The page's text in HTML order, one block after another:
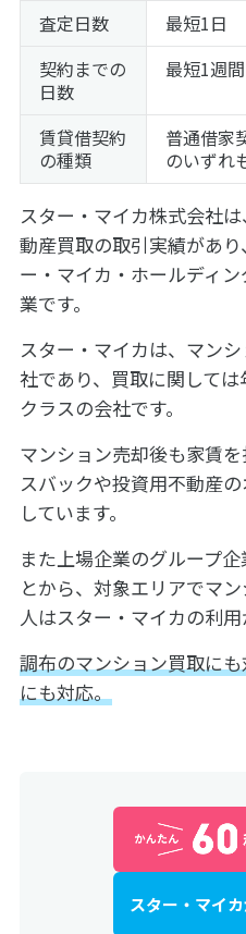
査定日数
最短1日
契約までの
日数
最短1週間
賃貸借契約
の種類
普通借家
のいずれ
スター・マイカ株式会社
動産買取の取引実績があ
ー・マイカ・ホールディ
業です。
スター・マイカは、マン
社であり、買取に関して
クラスの会社です。
マンション売却後も家賃
スバックや投資用不動産
しています。
また上場企業のグループ
とから、対象エリアでマ
人はスター・マイカの利用
調布のマンション買取に
にも対応。
スター・マイ